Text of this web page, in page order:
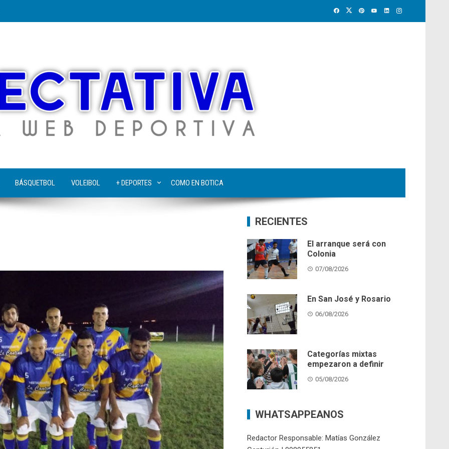
BÁSQUETBOL VOLEIBOL + DEPORTES COMO EN BOTICA
RECIENTES
El arranque será con
Colonia
07/08/2026
En San José y Rosario
06/08/2026
Categorías mixtas
empezaron a definir
05/08/2026
WHATSAPPEANOS
Redactor Responsable: Matías González